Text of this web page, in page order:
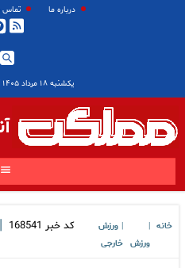
درباره ما تماس
یکشنبه ۱۸ مرداد ۱۴۰۵
خانه
ورزش
ورزش
خارجی
کد خبر 168541
|